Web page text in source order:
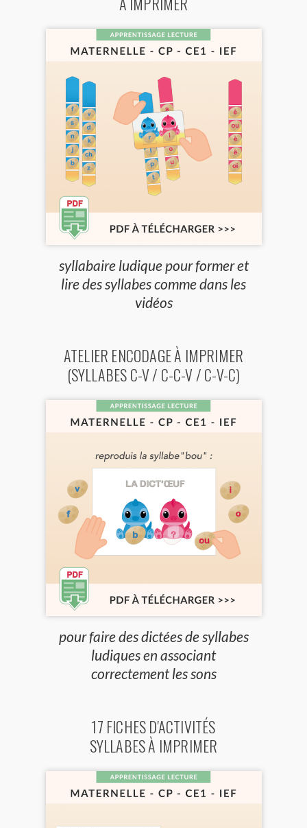
syllabaire ludique pour former et
lire des syllabes comme dans les
vidéos
ATELIER ENCODAGE À IMPRIMER
(SYLLABES C-V / C-C-V / C-V-C)
pour faire des dictées de syllabes
ludiques en associant
correctement les sons
17 FICHES D'ACTIVITÉS
SYLLABES À IMPRIMER